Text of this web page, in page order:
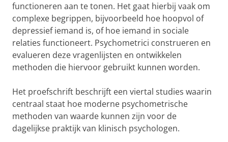
functioneren aan te tonen. Het gaat hierbij vaak om
complexe begrippen, bijvoorbeeld hoe hoopvol of
depressief iemand is, of hoe iemand in sociale
relaties functioneert. Psychometrici construeren en
evalueren deze vragenlijsten en ontwikkelen
methoden die hiervoor gebruikt kunnen worden.
Het proefschrift beschrijft een viertal studies waarin
centraal staat hoe moderne psychometrische
methoden van waarde kunnen zijn voor de
dagelijkse praktijk van klinisch psychologen.